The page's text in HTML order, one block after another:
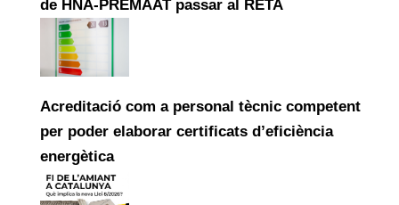
de HNA-PREMAAT passar al RETA
Acreditació com a personal tècnic competent
per poder elaborar certificats d’eficiència
energètica